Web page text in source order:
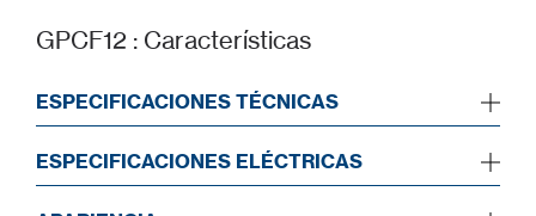
GPCF12 : Características
ESPECIFICACIONES TÉCNICAS
ESPECIFICACIONES ELÉCTRICAS